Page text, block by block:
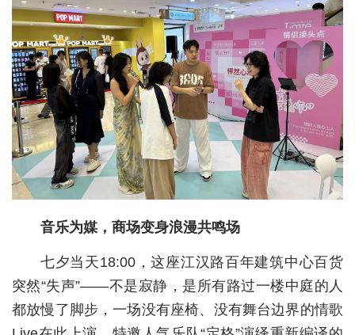
城建
科教
健康
悠游
相亲
汽车
房产
消费
创意
文化
音乐为媒，商场变身浪漫共鸣场
七夕当天18:00，这座江汉路百年建筑中心百货
突然“失声”——不是寂静，是所有路过一楼中庭的人
都放慢了脚步，一场没有座椅、没有舞台边界的情歌